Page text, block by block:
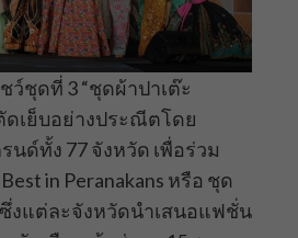
ชุดที่ 3 “ชุดผ้าปาเต๊ะ
ดเย็บอย่างประณีตโดย
นด์ทั้ง 77 จังหวัด เพื่อร่วม
in Peranakans หรือ ชุด
งแต่ละจังหวัดนำเสนอแฟชั่น